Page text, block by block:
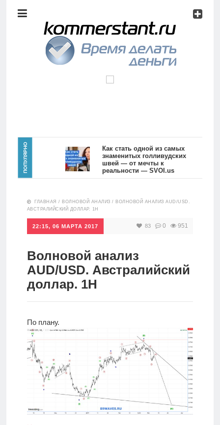
анализ
Видео
Сделано
Главная
Новости
Аналитика
Инвестиции
Дивиденды
Волновой
Видео
Сделано
в России
ПОПУЛЯРНО
Как стать одной из самых
знаменитых голливудских
швей — от мечты к
реальности — SVOI.us
10557
ГЛАВНАЯ / ВОЛНОВОЙ АНАЛИЗ / ВОЛНОВОЙ АНАЛИЗ AUD/USD.
АВСТРАЛИЙСКИЙ ДОЛЛАР. 1H
22:15, 06 МАРТА 2017 83 0 951
Волновой анализ
AUD/USD. Австралийский
доллар. 1H
По плану.